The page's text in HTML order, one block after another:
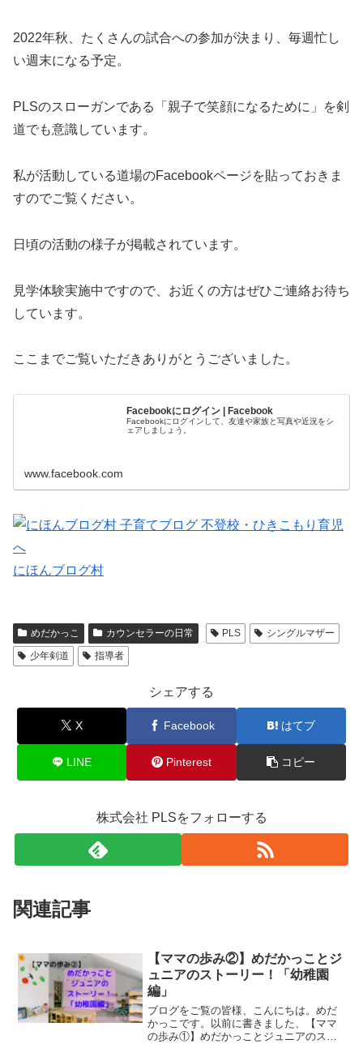
2022年秋、たくさんの試合への参加が決まり、毎週忙し
い週末になる予定。
PLSのスローガンである「親子で笑顔になるために」を剣
道でも意識しています。
私が活動している道場のFacebookページを貼っておきま
すのでご覧ください。
日頃の活動の様子が掲載されています。
見学体験実施中ですので、お近くの方はぜひご連絡お待ち
しています。
ここまでご覧いただきありがとうございました。
Facebookにログイン | Facebook
Facebookにログインして、友達や家族と写真や近況をシ
ェアしましょう。
www.facebook.com
にほんブログ村
めだかっこ カウンセラーの日常 PLS
シングルマザー
少年剣道
指導者
シェアする
X Facebook はてブ
LINE Pinterest コピー
株式会社 PLSをフォローする
関連記事
【ママの歩み②】めだかっことジ
ュニアのストーリー！「幼稚園
編」
ブログをご覧の皆様、こんにちは。めだ
かっこです。以前に書きました、【ママ
の歩み①】めだかっことジュニアのスト